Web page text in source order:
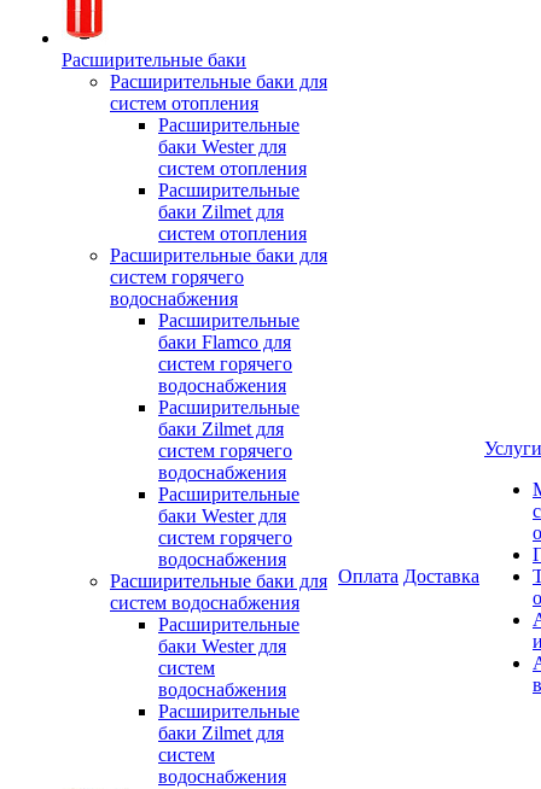
Расширительные баки
Расширительные баки для
систем отопления
Расширительные
баки Wester для
систем отопления
Расширительные
баки Zilmet для
систем отопления
Расширительные баки для
систем горячего
водоснабжения
Расширительные
баки Flamco для
систем горячего
водоснабжения
Расширительные
баки Zilmet для
систем горячего
водоснабжения
Расширительные
баки Wester для
систем горячего
водоснабжения
Расширительные баки для
систем водоснабжения
Расширительные
баки Wester для
систем
водоснабжения
Расширительные
баки Zilmet для
систем
водоснабжения
Оплата Доставка
Услуги